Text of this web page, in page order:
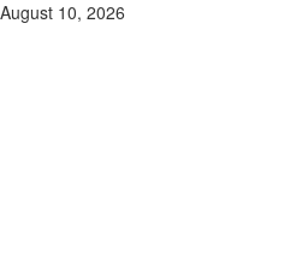
Skip
August 10, 2026